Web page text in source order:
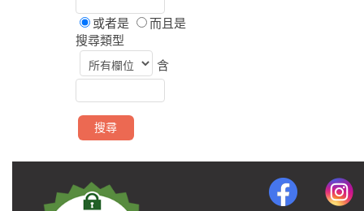
或者是
而且是
搜尋類型
含